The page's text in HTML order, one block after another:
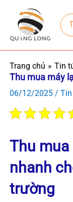
dung
for:
Trang chủ Tin
Thu mua máy
06/12/2025 /
Thu mua
nhanh
trường